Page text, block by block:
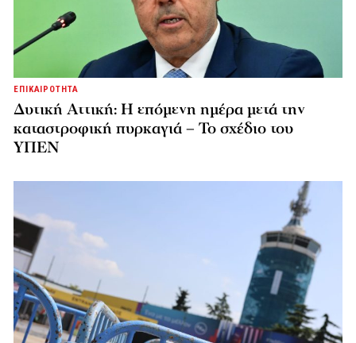
ΕΠΙΚΑΙΡΟΤΗΤΑ
Δυτική Αττική: Η επόμενη ημέρα μετά την
καταστροφική πυρκαγιά – Το σχέδιο του
ΥΠΕΝ